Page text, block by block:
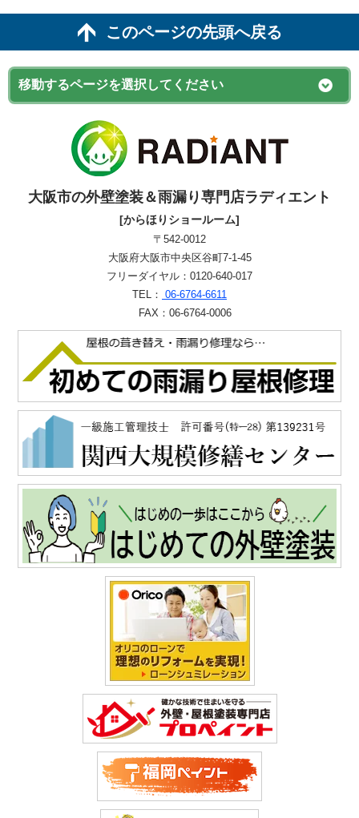
このページの先頭へ戻る
大阪市の外壁塗装＆雨漏り専門店ラディエント
[からほりショールーム]
〒542-0012
大阪府大阪市中央区谷町7-1-45
フリーダイヤル：0120-640-017
TEL： 06-6764-6611
FAX：06-6764-0006